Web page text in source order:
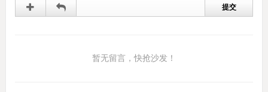
暂无留言，快抢沙发！